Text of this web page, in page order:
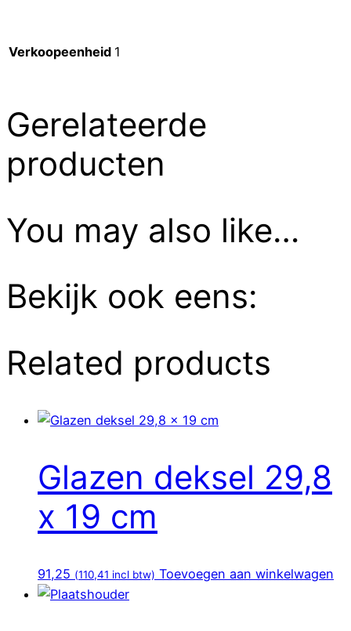
Verkoopeenheid 1
Gerelateerde
producten
You may also like…
Bekijk ook eens:
Related products
Glazen deksel 29,8
x 19 cm
91,25 (110,41 incl btw) Toevoegen aan winkelwagen